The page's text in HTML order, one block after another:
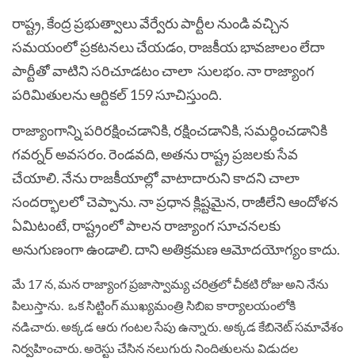
రాష్ట్ర, కేంద్ర ప్రభుత్వాలు వేర్వేరు పార్టీల నుండి వచ్చిన
సమయంలో ప్రకటనలు చేయడం, రాజకీయ భావజాలం లేదా
పార్టీతో వాటిని సరిచూడటం చాలా సులభం. నా రాజ్యాంగ
పరిమితులను ఆర్టికల్ 159 సూచిస్తుంది.
రాజ్యాంగాన్ని పరిరక్షించడానికి, రక్షించడానికి, సమర్ధించడానికి
గవర్నర్ అవసరం. రెండవది, అతను రాష్ట్ర ప్రజలకు సేవ
చేయాలి. నేను రాజకీయాల్లో వాటాదారుని కాదని చాలా
సందర్భాలలో చెప్పాను. నా ప్రధాన క్లిష్టమైన, రాజీలేని ఆందోళన
ఏమిటంటే, రాష్ట్రంలో పాలన రాజ్యాంగ సూచనలకు
అనుగుణంగా ఉండాలి. దాని అతిక్రమణ ఆమోదయోగ్యం కాదు.
మే 17 న, మన రాజ్యాంగ ప్రజాస్వామ్య చరిత్రలో చీకటి రోజు అని నేను
పిలుస్తాను. ఒక సిట్టింగ్ ముఖ్యమంత్రి సిబిఐ కార్యాలయంలోకి
నడిచారు. అక్కడ ఆరు గంటల సేపు ఉన్నారు. అక్కడ కేబినెట్ సమావేశం
నిర్వహించారు. అరెస్టు చేసిన నలుగురు నిందితులను విడుదల